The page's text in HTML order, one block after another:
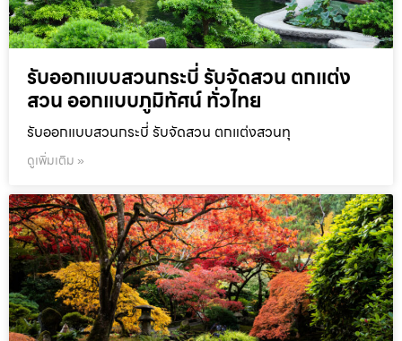
รับออกแบบสวนกระบี่ รับจัดสวน ตกแต่ง
สวน ออกแบบภูมิทัศน์ ทั่วไทย
รับออกแบบสวนกระบี่ รับจัดสวน ตกแต่งสวนทุ
ดูเพิ่มเติม »